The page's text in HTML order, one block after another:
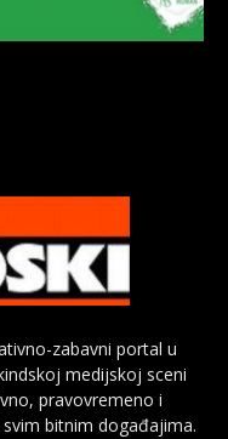
zabavni portal u
medijskoj sceni
pravovremeno i
bitnim događajima.